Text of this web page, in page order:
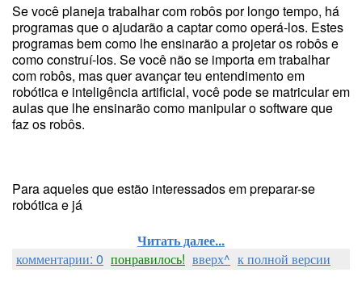
Se você planeja trabalhar com robôs por longo tempo, há
programas que o ajudarão a captar como operá-los. Estes
programas bem como lhe ensinarão a projetar os robôs e
como construí-los. Se você não se importa em trabalhar
com robôs, mas quer avançar teu entendimento em
robótica e inteligência artificial, você pode se matricular em
aulas que lhe ensinarão como manipular o software que
faz os robôs.
Para aqueles que estão interessados em preparar-se
robótica e já
Читать далее...
комментарии: 0 понравилось! вверх^ к полной версии